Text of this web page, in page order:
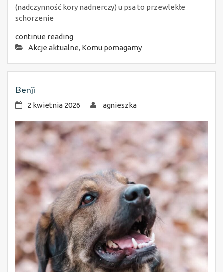
(nadczynność kory nadnerczy) u psa to przewlekłe
schorzenie
continue reading
Akcje aktualne, Komu pomagamy
Benji
2 kwietnia 2026 agnieszka